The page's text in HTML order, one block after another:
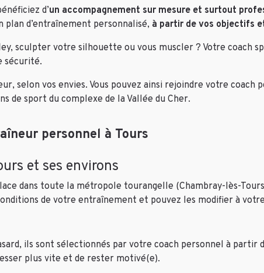
d’un accompagnement sur mesure et surtout
d’entraînement personnalisé, à partir de vos objectifs
sculpter votre silhouette ou vous muscler ? Votre coach
sécurité.
selon vos envies. Vous pouvez ainsi rejoindre votre coach
de sport du complexe de la Vallée du Cher.
personnel à Tours
et ses environs
dans toute la métropole tourangelle (Chambray-lès-
de votre entraînement et pouvez les modifier à
ils sont sélectionnés par votre coach personnel à partir
plus vite et de rester motivé(e).